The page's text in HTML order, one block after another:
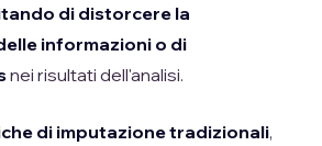
di distorcere la
informazioni o di
nei risultati dell'analisi.
di imputazione tradizionali,